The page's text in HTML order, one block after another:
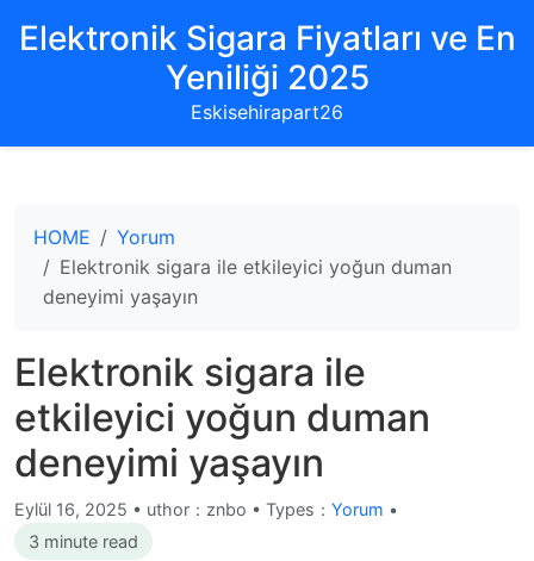
Elektronik Sigara Fiyatları ve En
Yeniliği 2025
Eskisehirapart26
HOME
Yorum
Elektronik sigara ile etkileyici yoğun duman
deneyimi yaşayın
Elektronik sigara ile
etkileyici yoğun duman
deneyimi yaşayın
Eylül 16, 2025 • uthor：znbo • Types： Yorum •
3 minute read